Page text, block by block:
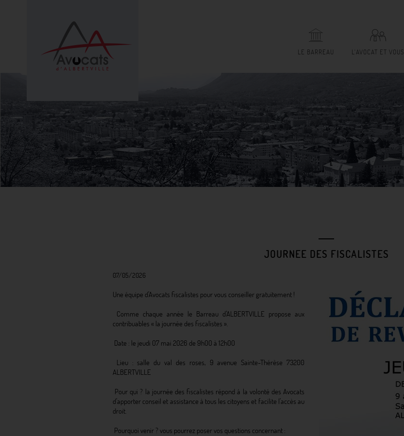
LE BARREAU L'AVOCAT ET VOUS
JOURNEE DES FISCALISTES
07/05/2026
Une équipe d’Avocats fiscalistes pour vous conseiller gratuitement !
Comme chaque année le Barreau d’ALBERTVILLE propose aux
contribuables « la journée des fiscalistes ».
Date : le jeudi 07 mai 2026 de 9h00 à 12h00
Lieu : salle du val des roses, 9 avenue Sainte-Thérèse 73200
ALBERTVILLE
Pour qui ? la journée des fiscalistes répond à la volonté des Avocats
d’apporter conseil et assistance à tous les citoyens et facilite l’accès au
droit.
Pourquoi venir ? vous pourrez poser vos questions concernant :